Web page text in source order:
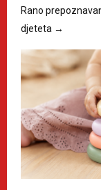
Rano
djeteta →